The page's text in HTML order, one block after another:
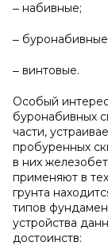
‒ набивные;
‒
‒ винтовые.
Особый
буронабивных
части,
пробуренных
в них
применяют в
грунта
типов
устройства
достоинств: